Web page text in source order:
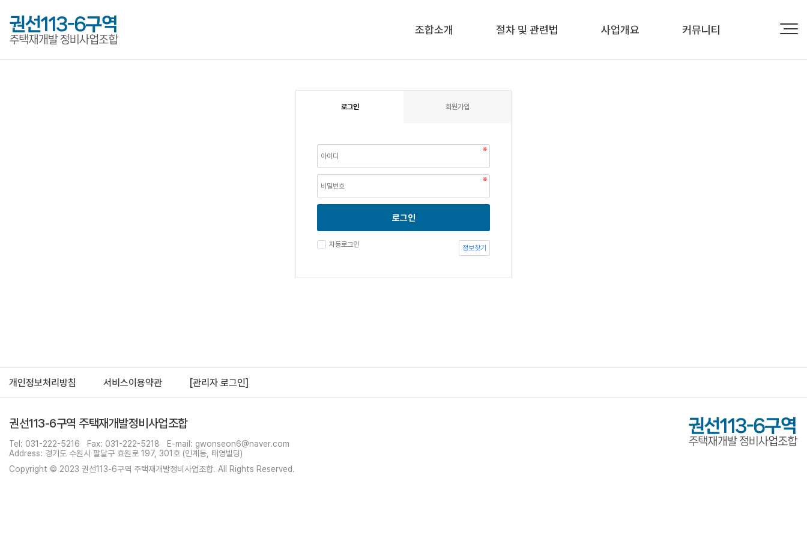
조합소개 절차 및 관련법 사업개요 커뮤니티
로그인 회원가입
로그인
자동로그인 정보찾기
개인정보처리방침 서비스이용약관 [관리자 로그인]
권선113-6구역 주택재개발정비사업조합
Tel: 031-222-5216 Fax: 031-222-5218
E-mail: gwonseon6@naver.com
Address: 경기도 수원시 팔달구 효원로 197, 301호 (인계동, 태영빌딩)
Copyright © 2023 권선113-6구역 주택재개발정비사업조합. All Rights Reserved.